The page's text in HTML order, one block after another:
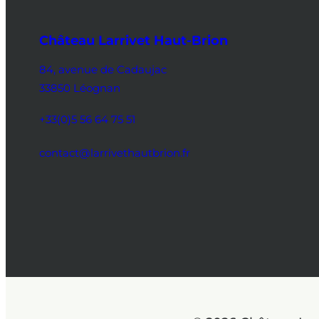
Château Larrivet Haut-Brion
84, avenue de Cadaujac
33850 Léognan
+33(0)5 56 64 75 51
contact@larrivethautbrion.fr